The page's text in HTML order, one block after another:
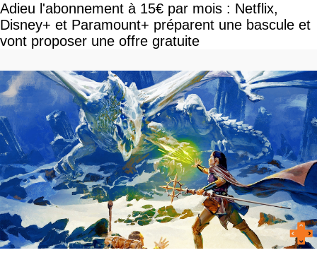
Adieu l'abonnement à 15€ par mois : Netflix,
Disney+ et Paramount+ préparent une bascule et
vont proposer une offre gratuite